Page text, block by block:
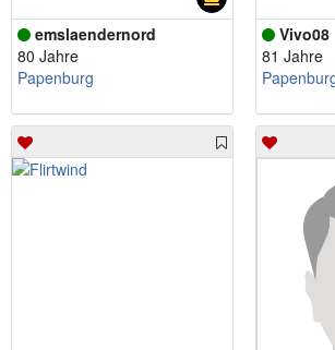
emslaendernord
80 Jahre
Papenburg
Vivo08
81 Jahre